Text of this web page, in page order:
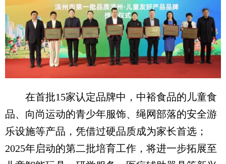
在首批15家认定品牌中，中裕食品的儿童食
品、向尚运动的青少年服饰、绳网部落的安全游
乐设施等产品，凭借过硬品质成为家长首选；
2025年启动的第二批培育工作，将进一步拓展至